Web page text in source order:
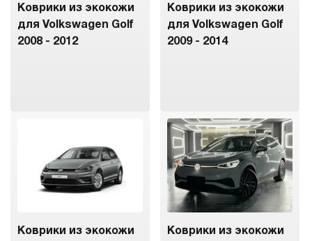
Коврики из экокожи
для Volkswagen Golf
2008 - 2012
Коврики из экокожи
для Volkswagen Golf
2009 - 2014
Коврики из экокожи
Коврики из экокожи